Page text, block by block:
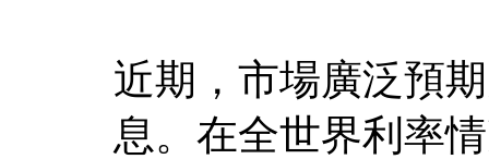
近期，市場廣泛預
息。在全世界利率